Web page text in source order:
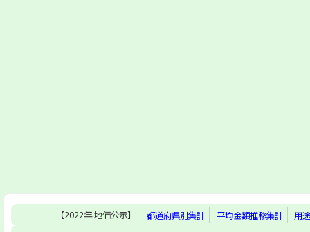
【2022年 地価公示】 都道府県別集計 平均金額推移集計
用